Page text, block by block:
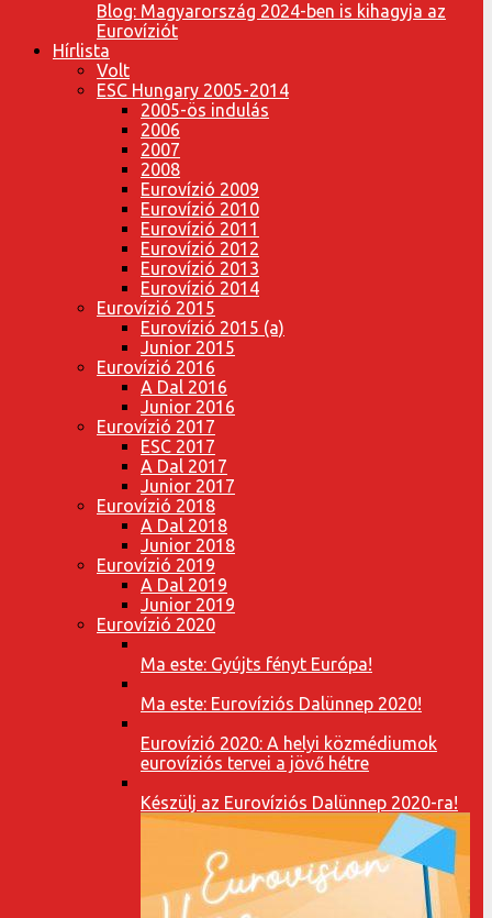
Blog: Magyarország 2024-ben is kihagyja az
Eurovíziót
Hírlista
Volt
ESC Hungary 2005-2014
2005-ös indulás
2006
2007
2008
Eurovízió 2009
Eurovízió 2010
Eurovízió 2011
Eurovízió 2012
Eurovízió 2013
Eurovízió 2014
Eurovízió 2015
Eurovízió 2015 (a)
Junior 2015
Eurovízió 2016
A Dal 2016
Junior 2016
Eurovízió 2017
ESC 2017
A Dal 2017
Junior 2017
Eurovízió 2018
A Dal 2018
Junior 2018
Eurovízió 2019
A Dal 2019
Junior 2019
Eurovízió 2020
Ma este: Gyújts fényt Európa!
Ma este: Eurovíziós Dalünnep 2020!
Eurovízió 2020: A helyi közmédiumok
eurovíziós tervei a jövő hétre
Készülj az Eurovíziós Dalünnep 2020-ra!